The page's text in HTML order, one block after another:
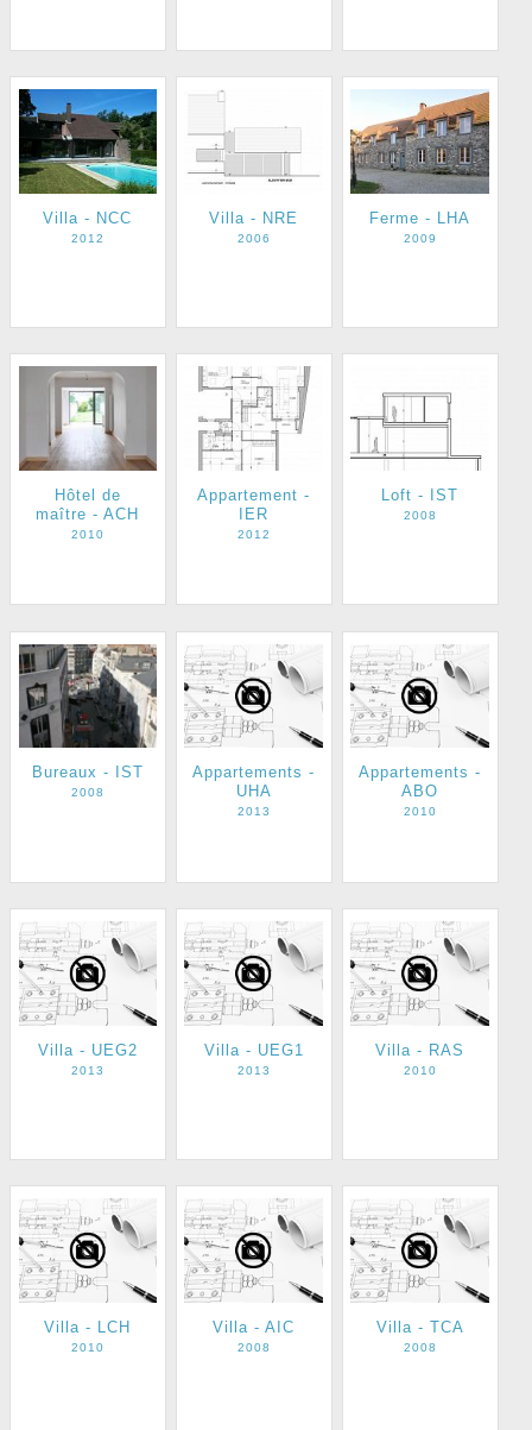
Villa - NCC
2012
Villa - NRE
2006
Ferme - LHA
2009
Hôtel de
maître - ACH
2010
Appartement -
IER
2012
Loft - IST
2008
Bureaux - IST
2008
Appartements -
UHA
2013
Appartements -
ABO
2010
Villa - UEG2
2013
Villa - UEG1
2013
Villa - RAS
2010
Villa - LCH
2010
Villa - AIC
2008
Villa - TCA
2008